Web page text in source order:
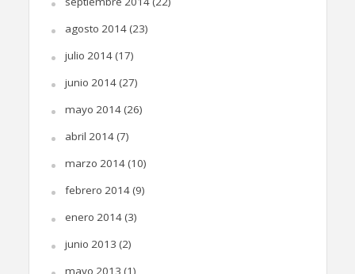
agosto 2014(23)
julio 2014(17)
junio 2014(27)
mayo 2014(26)
abril 2014(7)
marzo 2014(10)
febrero 2014(9)
enero 2014(3)
junio 2013 (2)
mayo 2013 (1)